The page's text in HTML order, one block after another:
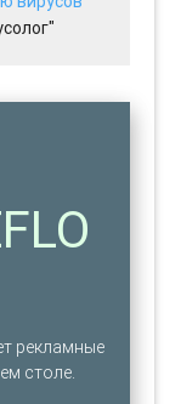
рекламные
столе.